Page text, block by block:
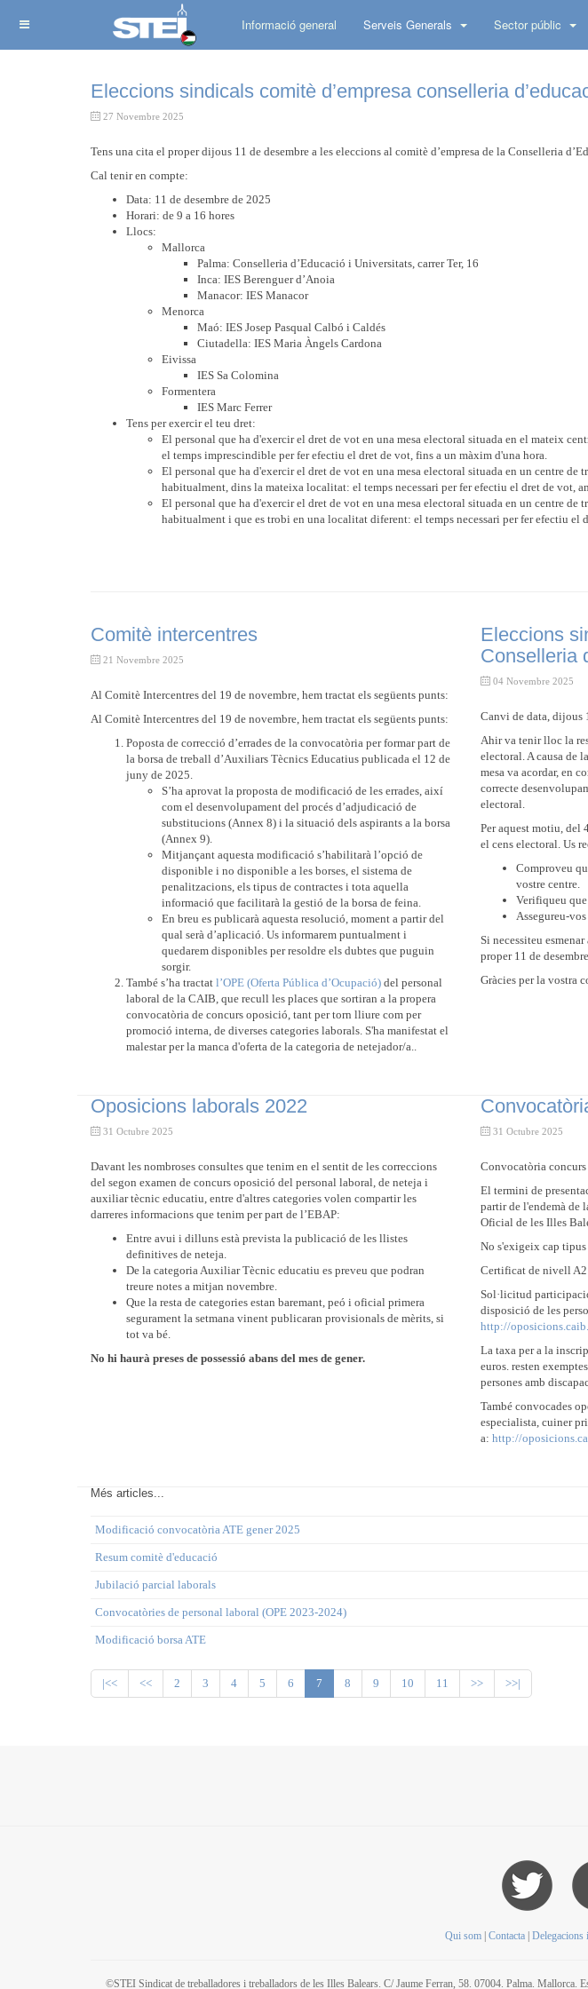
Informació general Serveis Generals Sector públic
Eleccions sindicals comitè d’empresa conselleria
27 Novembre 2025
Tens una cita el proper dijous 11 de desembre a les eleccions al comitè d’empresa de la Conselleria
Cal tenir en compte:
Data: 11 de desembre de 2025
Horari: de 9 a 16 hores
Llocs:
Mallorca
Palma: Conselleria d’Educació i Universitats, carrer Ter, 16
Inca: IES Berenguer d’Anoia
Manacor: IES Manacor
Menorca
Maó: IES Josep Pasqual Calbó i Caldés
Ciutadella: IES Maria Àngels Cardona
Eivissa
IES Sa Colomina
Formentera
IES Marc Ferrer
Tens per exercir el teu dret:
El personal que ha d'exercir el dret de vot en una mesa electoral situada en el mateix
el temps imprescindible per fer efectiu el dret de vot, fins a un màxim d'una hora.
El personal que ha d'exercir el dret de vot en una mesa electoral situada en un centre de
habitualment, dins la mateixa localitat: el temps necessari per fer efectiu el dret de vot,
El personal que ha d'exercir el dret de vot en una mesa electoral situada en un centre de
habitualment i que es trobi en una localitat diferent: el temps necessari per fer efectiu el
Comitè intercentres
21 Novembre 2025
Al Comitè Intercentres del 19 de novembre, hem tractat els següents punts:
Al Comitè Intercentres del 19 de novembre, hem tractat els següents punts:
Poposta de correcció d’errades de la convocatòria per formar part de
la borsa de treball d’Auxiliars Tècnics Educatius publicada el 12 de
juny de 2025.
S’ha aprovat la proposta de modificació de les errades, així
com el desenvolupament del procés d’adjudicació de
substitucions (Annex 8) i la situació dels aspirants a la borsa
(Annex 9).
Mitjançant aquesta modificació s’habilitarà l’opció de
disponible i no disponible a les borses, el sistema de
penalitzacions, els tipus de contractes i tota aquella
informació que facilitarà la gestió de la borsa de feina.
En breu es publicarà aquesta resolució, moment a partir del
qual serà d’aplicació. Us informarem puntualment i
quedarem disponibles per resoldre els dubtes que puguin
sorgir.
També s’ha tractat l’OPE (Oferta Pública d’Ocupació) del personal
laboral de la CAIB, que recull les places que sortiran a la propera
convocatòria de concurs oposició, tant per torn lliure com per
promoció interna, de diverses categories laborals. S'ha manifestat el
malestar per la manca d'oferta de la categoria de netejador/a..
Eleccions
Conselleria
04 Novembre 2025
Canvi de data, dijous
Ahir va tenir lloc la
electoral. A causa de
mesa va acordar, en
correcte
electoral.
Per aquest motiu, del
el cens electoral. Us
Comproveu
vostre centre.
Verifiqueu que
Assegureu-
Si necessiteu
proper 11 de
Gràcies per la vostra
Oposicions laborals 2022
31 Octubre 2025
Davant les nombroses consultes que tenim en el sentit de les correccions
del segon examen de concurs oposició del personal laboral, de neteja i
auxiliar tècnic educatiu, entre d'altres categories volen compartir les
darreres informacions que tenim per part de l’EBAP:
Entre avui i dilluns està prevista la publicació de les llistes
definitives de neteja.
De la categoria Auxiliar Tècnic educatiu es preveu que podran
treure notes a mitjan novembre.
Que la resta de categories estan baremant, peó i oficial primera
segurament la setmana vinent publicaran provisionals de mèrits, si
tot va bé.
No hi haurà preses de possessió abans del mes de gener.
31 Octubre 2025
Convocatòria
El termini de
partir de l'endemà de
Oficial de les Illes
No s'exigeix cap
Certificat de nivell
Sol·licitud
disposició de les
http://
La taxa per a la
euros. resten
persones amb
També convocades
especialista, cuiner
a: http://
Més articles...
Modificació convocatòria ATE gener 2025
Resum comitè d'educació
Jubilació parcial laborals
Convocatòries de personal laboral (OPE 2023-2024)
Modificació borsa ATE
|<< << 2 3 4 5 6 7 8 9 10 11 >> >>|
Qui som Contacta Delegacions
©STEI Sindicat de treballadores i treballadors de les Illes Balears. C/ Jaume Ferran, 58. 07004. Palma.